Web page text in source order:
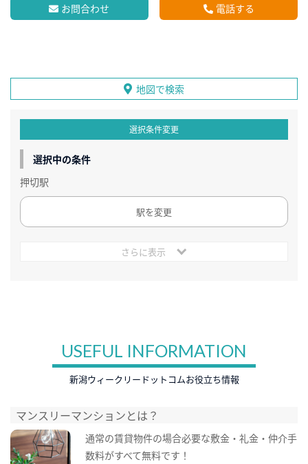
お問合わせ 電話する
地図で検索
選択条件変更
選択中の条件
押切駅
駅を変更
さらに表示
USEFUL INFORMATION
新潟ウィークリードットコムお役立ち情報
マンスリーマンションとは？
通常の賃貸物件の場合必要な敷金・礼金・仲介手
数料がすべて無料です！